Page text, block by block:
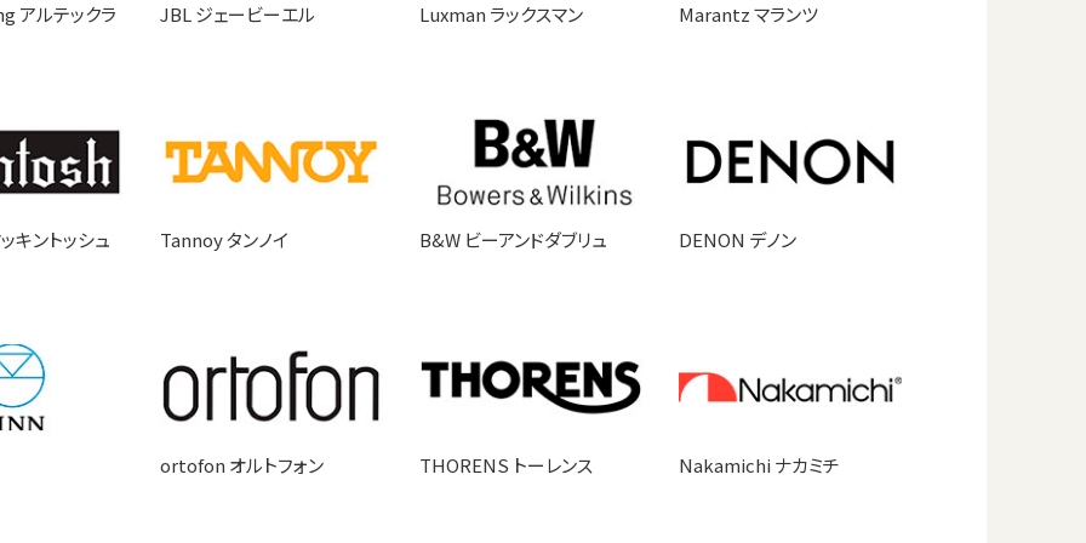
アルテックラ JBL ジェービーエル Luxman ラックスマン Marantz マランツ
キントッシュ Tannoy タンノイ B&W ビーアンドダブリュ DENON デノン
ortofon オルトフォン THORENS トーレンス Nakamichi ナカミチ